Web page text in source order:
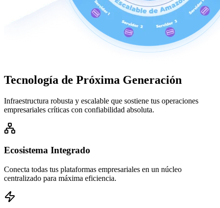
Tecnología de Próxima Generación
Infraestructura robusta y escalable que sostiene tus operaciones
empresariales críticas con confiabilidad absoluta.
Ecosistema Integrado
Conecta todas tus plataformas empresariales en un núcleo
centralizado para máxima eficiencia.